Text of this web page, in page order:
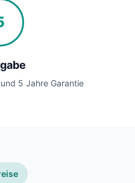
5 Jahre Garantie